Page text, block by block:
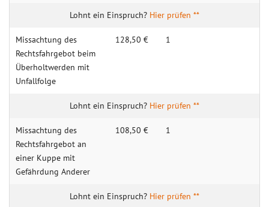
Hier prüfen **
Missachtung des
Rechtsfahrgebot beim
Überholtwerden mit
Unfallfolge
128,50 € 1
Hier prüfen **
Missachtung des
Rechtsfahrgebot an
einer Kuppe mit
Gefährdung Anderer
108,50 € 1
Hier prüfen **